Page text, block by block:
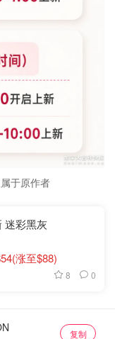
于原作者
迷彩黑灰
涨至$88)
8 0
复制